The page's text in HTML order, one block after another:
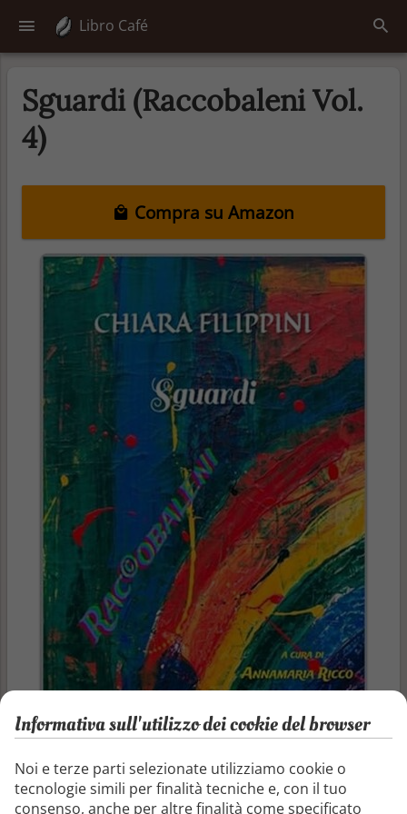
Libro Café
Sguardi (Raccobaleni Vol.
4)
Compra su Amazon
Autore
Informativa sull'utilizzo dei cookie del browser
Noi e terze parti selezionate utilizziamo cookie o
tecnologie simili per finalità tecniche e, con il tuo
consenso, anche per altre finalità come specificato